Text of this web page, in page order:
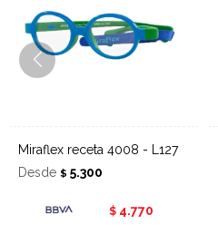
Miraflex receta 4008 - L127
Desde $ 5.300
$ 4.770